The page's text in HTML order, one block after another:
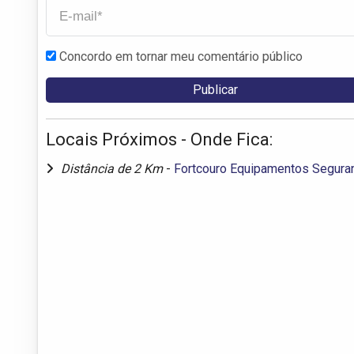
Concordo em tornar meu comentário público
Locais Próximos - Onde Fica:
Distância de 2 Km - Fortcouro Equipamentos